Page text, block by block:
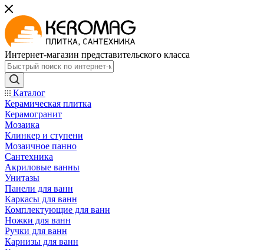
Интернет-магазин представительского класса
Каталог
Керамическая плитка
Керамогранит
Мозаика
Клинкер и ступени
Мозаичное панно
Сантехника
Акриловые ванны
Унитазы
Панели для ванн
Каркасы для ванн
Комплектующие для ванн
Ножки для ванн
Ручки для ванн
Карнизы для ванн